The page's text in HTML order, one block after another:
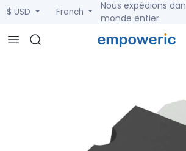
$ USD French
Nous expédions
monde entier.